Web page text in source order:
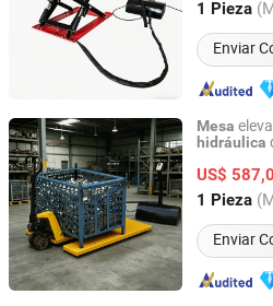
1 Pieza
Enviar
Shanghai, China
Mesa
hidráulica
US$
1 Pieza
Enviar
Telandor (Shanghai) Logistics
Shanghai, China